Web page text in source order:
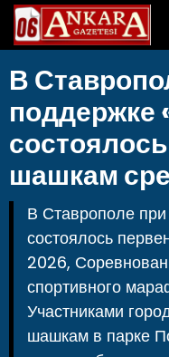
В
поддержке
шашкам
В Ставрополе
состоялось
2026,
спортивного
Участниками
шашкам в парке